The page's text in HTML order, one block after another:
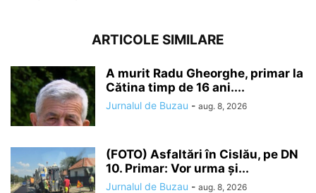
ARTICOLE SIMILARE
A murit Radu Gheorghe, primar la
Cătina timp de 16 ani....
Jurnalul de Buzau - aug. 8, 2026
(FOTO) Asfaltări în Cislău, pe DN
10. Primar: Vor urma și...
Jurnalul de Buzau - aug. 8, 2026